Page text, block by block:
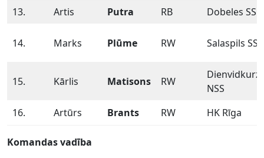
13. Artis Putra RB Dobeles SS
14. Marks Plūme RW Salaspils SS
15. Kārlis Matisons RW
NSS
16.
Artūrs Brants RW HK Rīga
Komandas vadība